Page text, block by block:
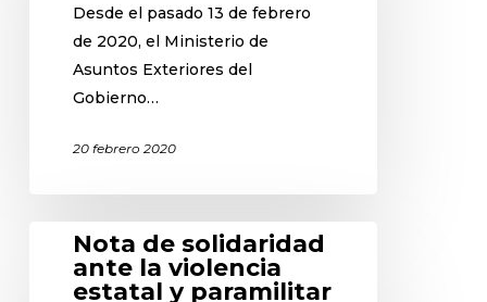
Desde el pasado 13 de febrero
de 2020, el Ministerio de
Asuntos Exteriores del
Gobierno…
20 febrero 2020
Nota de solidaridad
ante la violencia
estatal y paramilitar